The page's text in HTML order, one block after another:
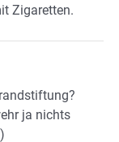
Zigaretten.
ja nichts